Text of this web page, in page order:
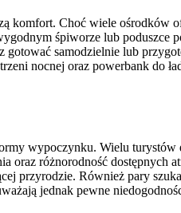
Choć wiele ośrodków
śpiworze lub poduszce
samodzielnie lub
nocnej oraz powerbank do
wypoczynku. Wielu
różnorodność dostępnych
przyrodzie. Również pary
jednak pewne